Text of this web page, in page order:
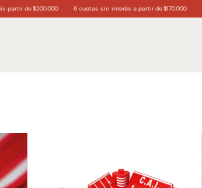
6 cuotas sin interés a partir de $170.000 3 cuotas sin interés a